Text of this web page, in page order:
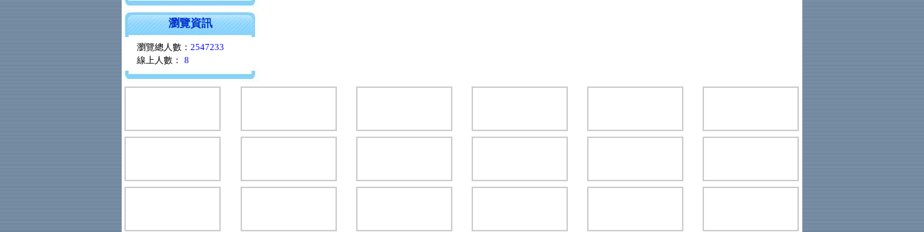
瀏覽資訊
瀏覽總人數： 2547233
線上人數： 8